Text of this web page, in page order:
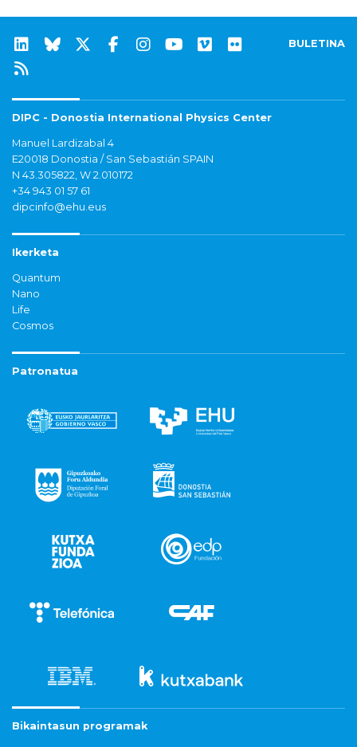
BULETINA
DIPC - Donostia International Physics Center
Manuel Lardizabal 4
E20018 Donostia / San Sebastián SPAIN
N 43.305822, W 2.010172
+34 943 01 57 61
dipcinfo@ehu.eus
Ikerketa
Quantum
Nano
Life
Cosmos
Patronatua
Bikaintasun programak